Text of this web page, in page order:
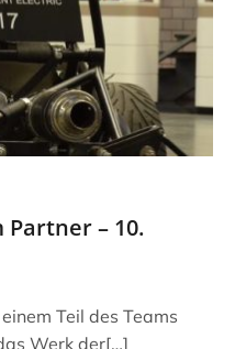
– 10.
Teil des Teams
Werk der[…]